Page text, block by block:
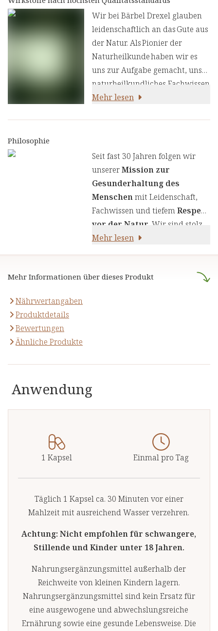
Wir bei Bärbel Drexel glauben
leidenschaftlich an das Gute aus
der Natur. Als Pionier der
Naturheilkunde haben wir es
uns zur Aufgabe gemacht, unser
naturheilkundliches Fachwissen
und unsere Erfahrung mit den
Wir legen großen Wert auf
einen genauen Auswahlprozess
unserer Inhaltsstoffe, um Ihnen
sorgfältig zusammengestellte
Produkte zu liefern. Wir nutzen
die Kraft von Kräutern,
Pflanzenstoffen und anderen
Wohlbefinden.
Mehr lesen
Mehr Informationen über dieses Produkt
Nährwertangaben
Produktdetails
Bewertungen
Ähnliche Produkte
Anwendung
1 Kapsel Einmal pro Tag
Täglich 1 Kapsel ca. 30 Minuten vor einer
Mahlzeit mit ausreichend Wasser verzehren.
Achtung: Nicht empfohlen für schwangere,
Stillende und Kinder unter 18 Jahren.
Nahrungsergänzungsmittel außerhalb der
Reichweite von kleinen Kindern lagern.
Nahrungsergänzungsmittel sind kein Ersatz für
eine ausgewogene und abwechslungsreiche
Ernährung sowie eine gesunde Lebensweise. Die
Philosophie
Seit fast 30 Jahren folgen wir
unsererMission zur
Gesunderhaltung des
Menschenmit Leidenschaft,
Fachwissen und tiefemRespekt
vor der Natur . Wir sind stolz
darauf,naturreine Produkte
stützen.
Mehr lesen